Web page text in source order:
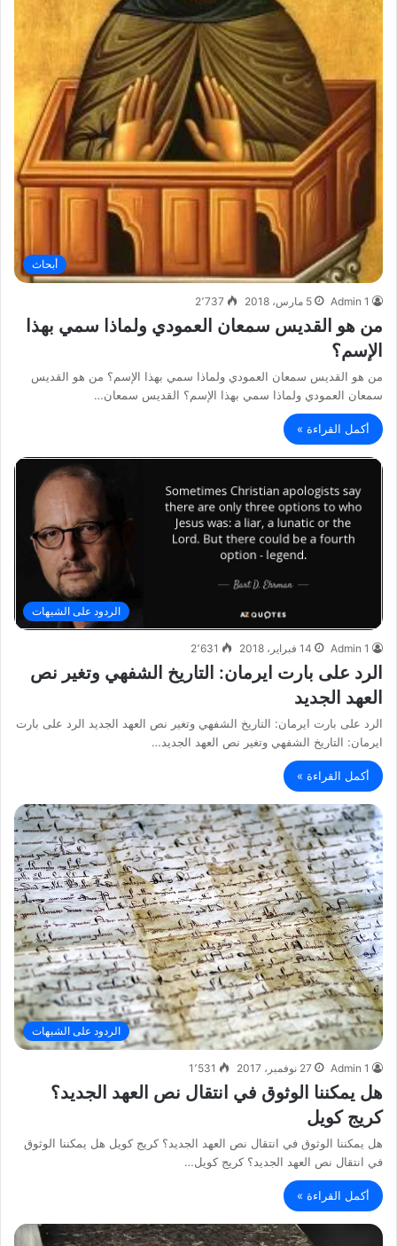
أبحاث
Admin 1 5 مارس، 2018 2٬737
من هو القديس سمعان العمودي ولماذا سمي بهذا
الإسم؟
من هو القديس سمعان العمودي ولماذا سمي بهذا الإسم؟ من هو القديس
سمعان العمودي ولماذا سمي بهذا الإسم؟ القديس سمعان…
أكمل القراءة »
الردود على الشبهات
Admin 1 14 فبراير، 2018 2٬631
الرد على بارت ايرمان: التاريخ الشفهي وتغير نص
العهد الجديد
الرد على بارت ايرمان: التاريخ الشفهي وتغير نص العهد الجديد الرد على بارت
ايرمان: التاريخ الشفهي وتغير نص العهد الجديد…
أكمل القراءة »
الردود على الشبهات
Admin 1 27 نوفمبر، 2017 1٬531
هل يمكننا الوثوق في انتقال نص العهد الجديد؟
كريج كويل
هل يمكننا الوثوق في انتقال نص العهد الجديد؟ كريج كويل هل يمكننا الوثوق
في انتقال نص العهد الجديد؟ كريج كويل…
أكمل القراءة »